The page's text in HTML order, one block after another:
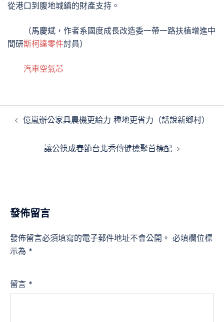
從港口到腹地城鎮的財產支持。
（馬慶斌， 作者系國度成長改造委一帶一路扶植增進中
間研斯柯達零件討員）
汽車空氣芯
億嵐辦公家具農機更給力 種地更省力（話說新鄉村）
讓公筷成春節台北秀傳健檢聚首標配
發佈留言
發佈留言必須填寫的電子郵件地址不會公開。 必填欄位標
示為 *
留言 *